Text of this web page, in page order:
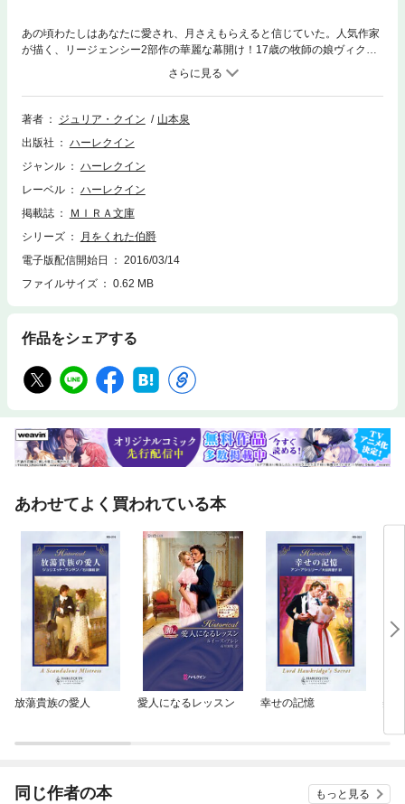
あの頃わたしはあなたに愛され、月さえもらえると信じていた。人気作家
が描く、リージェンシー2部作の華麗な幕開け！17歳の牧師の娘ヴィクト
リアは、ある日、村で美しい青年に微笑みかけられ、ひと目で恋に落ち
た。彼の名はロバート。領主の息子で爵位を持つ彼は信じられないことに
ヴィクトリアに愛を囁き、結婚を約束する――だがふたりの恋は身分違
い。駆け落ちの夜に彼女は父親に閉じこめられ、翌日、真実を知らされ
ちのめされたヴィクトリアは家を出て家庭教師となり、辛いながらも平穏
な生活を手に入れた。7年後ロバートが屋敷の客として現れ、彼女を睨み
に初登場！ ジュリア・クインの甘く切ないリージェンシー・ロマンスを
お届けします。本作のヒロインは世間知らずな牧師の娘、ヴィクトリア。
17歳の彼女は偶然知り合った伯爵ロバートとひと目で恋に落ちます。でも
身分違いの恋が祝福されるはずもなく、二人は駆け落ちを決意しますが、
ヴィクトリアはロバートに捨てられてしまいます。7年後、家庭教師とな
ったヴィクトリアの前にロバートが現れて……。若い二人の夢見るような
著者 ジュリア・クイン
山本泉
出版社
ハーレクイン
ジャンル
ハーレクイン
レーベル
ハーレクイン
掲載誌
ＭＩＲＡ文庫
シリーズ
月をくれた伯爵
電子版配信開始日
2016/03/14
ファイルサイズ
0.62 MB
作品をシェアする
あわせてよく買われている本
放蕩貴族の愛人 愛人になるレッスン 幸せの記憶 美
同じ作者の本 もっと見る